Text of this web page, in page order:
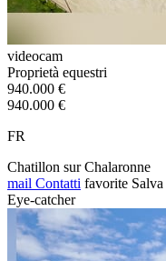
videocam
Proprietà equestri
940.000 €
940.000 €
FR
Chatillon sur Chalaronne
mail Contatti favorite Salva
Eye-catcher